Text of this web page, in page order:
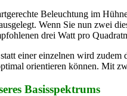
Beleuchtung im
Wenn Sie nun zwei
drei Watt pro
einer einzelnen wird
orientieren können. Mit
Basisspektrums